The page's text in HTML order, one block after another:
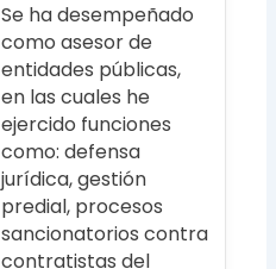
Se ha desempeñado
como asesor de
entidades públicas,
en las cuales he
ejercido funciones
como: defensa
jurídica, gestión
predial, procesos
sancionatorios contra
contratistas del